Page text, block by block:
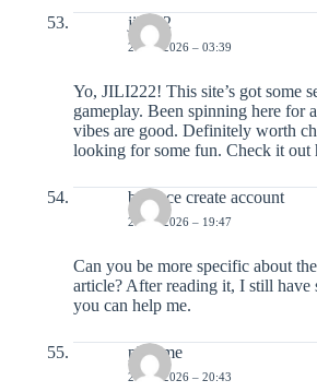
jili222
20-01-2026 – 03:39
Yo, JILI222! This site’s got some
gameplay. Been spinning here for
vibes are good. Definitely worth
looking for some fun. Check it out
binance create account
23-01-2026 – 19:47
Can you be more specific about
article? After reading it, I still have
you can help me.
phgame
24-01-2026 – 20:43